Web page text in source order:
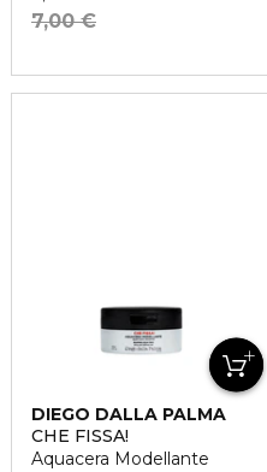
7,00 €
DIEGO DALLA PALMA
CHE FISSA!
Aquacera Modellante